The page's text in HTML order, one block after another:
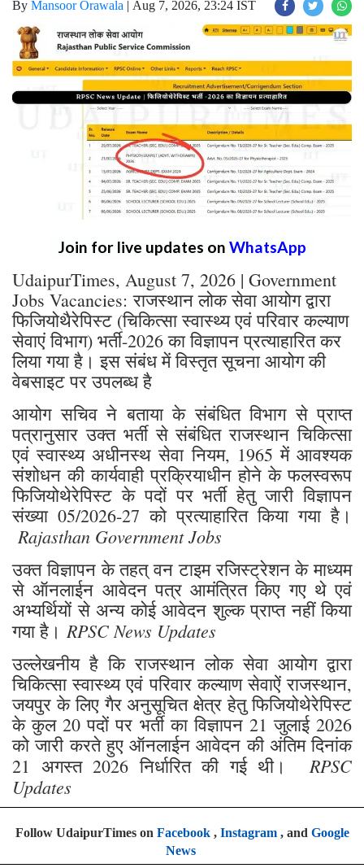
Join for live updates on WhatsApp
UdaipurTimes, August 7, 2026 | Government
Jobs Vacancies: राजस्थान लोक सेवा आयोग द्वारा
फिजियोथैरेपिस्ट (चिकित्सा स्वास्थ्य एवं परिवार कल्याण
सेवाएं विभाग) भर्ती-2026 का विज्ञापन प्रत्याहारित कर
लिया गया है। इस संबंध में विस्तृत सूचना आयोग की
वेबसाइट पर उपलब्ध है
आयोग सचिव ने बताया के संबंधित विभाग से प्राप्त
पत्रानुसार उक्त भर्ती से संबंधित राजस्थान चिकित्सा
एवं स्वास्थ्य अधीनस्थ सेवा नियम, 1965 में आवश्यक
संशोधन की कार्यवाही प्रक्रियाधीन होने के फलस्वरूप
फिजियोथेरेपिस्ट के पदों पर भर्ती हेतु जारी विज्ञापन
संख्या 05/2026-27 को प्रत्याहारित किया गया है।
Rajasthan Government Jobs
उक्त विज्ञापन के तहत् वन टाइम रजिस्ट्रेशन के माध्यम
से ऑनलाईन आवेदन पत्र आमंत्रित किए गए थे एवं
अभ्यर्थियों से अन्य कोई आवेदन शुल्क प्राप्त नहीं किया
गया है।
RPSC News Updates
उल्लेखनीय है कि राजस्थान लोक सेवा आयोग द्वारा
चिकित्सा स्वास्थ्य एवं परिवार कल्याण सेवाऐं राजस्थान,
जयपुर के लिए गैर अनुसूचित क्षेत्र हेतु फिजियोथेरेपिस्ट
के कुल 20 पदों पर भर्ती का विज्ञापन 21 जुलाई 2026
को जारी करते हुए ऑनलाईन आवेदन की अंतिम दिनांक
21 अगस्त 2026 निर्धारित की गई थी।
Updates
Follow UdaipurTimes onFacebook,Instagram, andGoogle